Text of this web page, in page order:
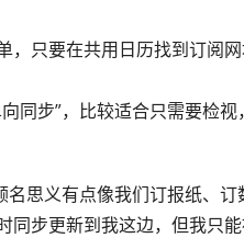
，只要在共用日历找到订阅
向同步”，比较适合只需要检
名思义有点像我们订报纸、
同步更新到我这边，但我只